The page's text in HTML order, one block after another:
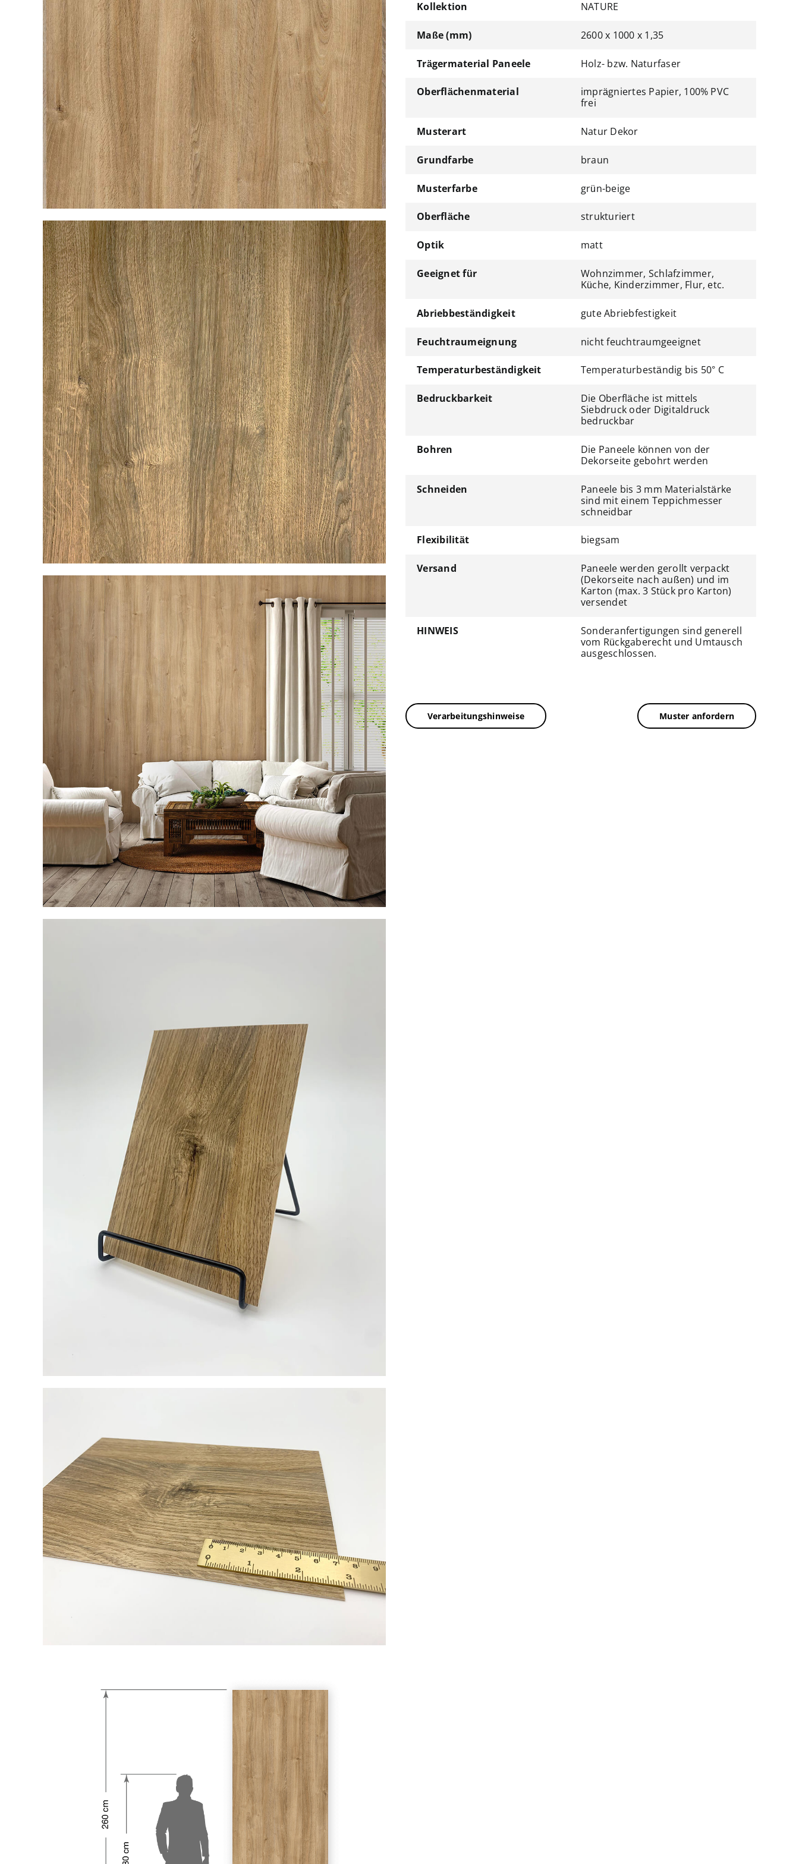
Kollektion NATURE
Maße (mm) 2600 x 1000 x 1,35
Trägermaterial Paneele Holz- bzw. Naturfaser
Oberflächenmaterial
imprägniertes Papier, 100% PVC
frei
Musterart Natur Dekor
Grundfarbe braun
Musterfarbe grün-beige
Oberfläche strukturiert
Optik matt
Geeignet für
Wohnzimmer, Schlafzimmer,
Küche, Kinderzimmer, Flur, etc.
Abriebbeständigkeit gute Abriebfestigkeit
Feuchtraumeignung nicht feuchtraumgeeignet
Temperaturbeständigkeit Temperaturbeständig bis 50° C
Bedruckbarkeit
Die Oberfläche ist mittels
Siebdruck oder Digitaldruck
bedruckbar
Bohren
Die Paneele können von der
Dekorseite gebohrt werden
Schneiden
Paneele bis 3 mm Materialstärke
sind mit einem Teppichmesser
schneidbar
Flexibilität biegsam
Versand
Paneele werden gerollt verpackt
(Dekorseite nach außen) und im
Karton (max. 3 Stück pro Karton)
versendet
HINWEIS
Sonderanfertigungen sind generell
vom Rückgaberecht und Umtausch
ausgeschlossen.
Verarbeitungshinweise Muster anfordern